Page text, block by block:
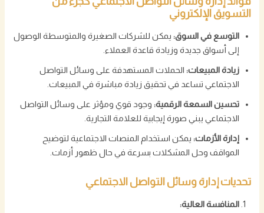
التسويق الإلكتروني
التوسع في السوق:يمكن للشركات الصغيرة والمتوسطة الوصول
إلى أسواق جديدة وزيادة قاعدة العملاء.
زيادة المبيعات:الحملات المستهدفة على وسائل التواصل
الاجتماعي تساعد في تحقيق زيادة مباشرة في المبيعات.
تحسين السمعة الرقمية:وجود قوي ومؤثر على وسائل التواصل
الاجتماعي يبني صورة إيجابية للعلامة التجارية.
إدارة الأزمات:يمكن استخدام المنصات الاجتماعية لتوضيح
المواقف وحل المشكلات بسرعة في حال ظهور أزمات.
تحديات إدارة وسائل التواصل الاجتماعي
المنافسة العالية: